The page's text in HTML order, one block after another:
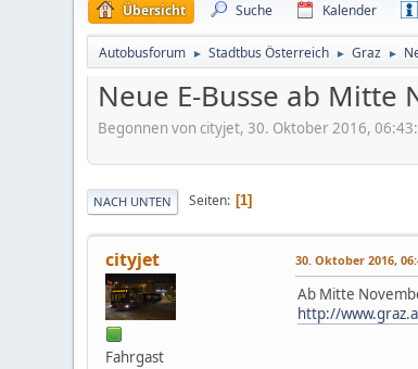
Übersicht Suche Kalender
Autobusforum ► Stadtbus Österreich ► Graz ►
Neue E-Busse ab
Begonnen von cityjet, 30. Oktober 2016,
NACH UNTEN Seiten 1
cityjet
Fahrgast
30. Oktober 2016,
Ab Mitte
http://